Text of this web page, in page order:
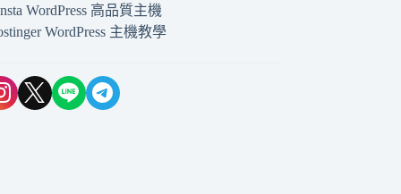
WordPress 高品質主機
WordPress 主機教學